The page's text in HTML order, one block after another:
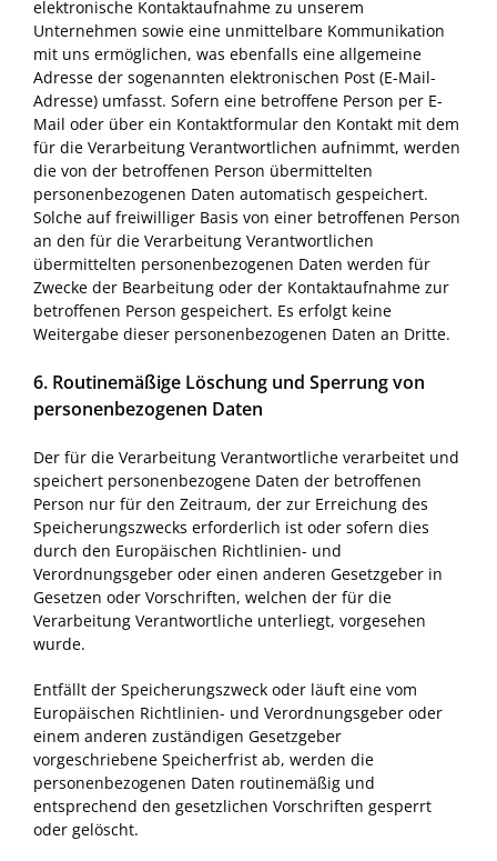
elektronische Kontaktaufnahme zu unserem
Unternehmen sowie eine unmittelbare Kommunikation
mit uns ermöglichen, was ebenfalls eine allgemeine
Adresse der sogenannten elektronischen Post (E-Mail-
Adresse) umfasst. Sofern eine betroffene Person per E-
Mail oder über ein Kontaktformular den Kontakt mit dem
für die Verarbeitung Verantwortlichen aufnimmt, werden
die von der betroffenen Person übermittelten
personenbezogenen Daten automatisch gespeichert.
Solche auf freiwilliger Basis von einer betroffenen Person
an den für die Verarbeitung Verantwortlichen
übermittelten personenbezogenen Daten werden für
Zwecke der Bearbeitung oder der Kontaktaufnahme zur
betroffenen Person gespeichert. Es erfolgt keine
Weitergabe dieser personenbezogenen Daten an Dritte.
6. Routinemäßige Löschung und Sperrung von
personenbezogenen Daten
Der für die Verarbeitung Verantwortliche verarbeitet und
speichert personenbezogene Daten der betroffenen
Person nur für den Zeitraum, der zur Erreichung des
Speicherungszwecks erforderlich ist oder sofern dies
durch den Europäischen Richtlinien- und
Verordnungsgeber oder einen anderen Gesetzgeber in
Gesetzen oder Vorschriften, welchen der für die
Verarbeitung Verantwortliche unterliegt, vorgesehen
wurde.
Entfällt der Speicherungszweck oder läuft eine vom
Europäischen Richtlinien- und Verordnungsgeber oder
einem anderen zuständigen Gesetzgeber
vorgeschriebene Speicherfrist ab, werden die
personenbezogenen Daten routinemäßig und
entsprechend den gesetzlichen Vorschriften gesperrt
oder gelöscht.